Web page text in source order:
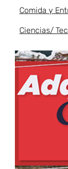
Comida y
Ciencias/